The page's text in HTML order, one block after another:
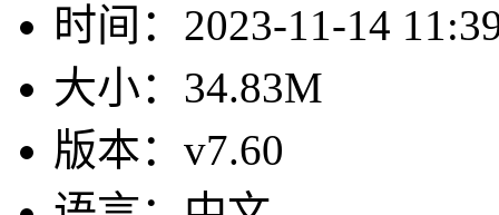
时间： 2023-11-14
大小： 34.83M
版本： v7.60